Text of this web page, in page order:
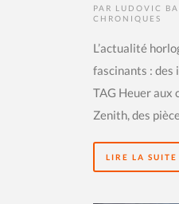
PAR LUDOVIC
CHRONIQUES
L’actualité
fascinants : des
TAG Heuer aux
Zenith, des
LIRE LA SUITE